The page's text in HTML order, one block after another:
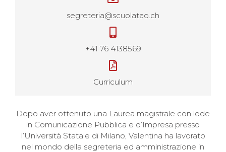
segreteria@scuolatao.ch
+41 76 4138569
Curriculum
Dopo aver ottenuto una Laurea magistrale con lode
in Comunicazione Pubblica e d’Impresa presso
l’Università Statale di Milano, Valentina ha lavorato
nel mondo della segreteria ed amministrazione in